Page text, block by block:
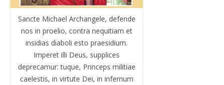
Sancte Michael Archangele, defende
nos in proelio, contra nequitiam et
insidias diaboli esto praesidium.
Imperet illi Deus, supplices
deprecamur: tuque, Princeps militiae
caelestis, in virtute Dei, in infernum